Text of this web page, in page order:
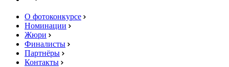
О фотоконкурсе
Номинации
Жюри
Финалисты
Партнёры
Контакты